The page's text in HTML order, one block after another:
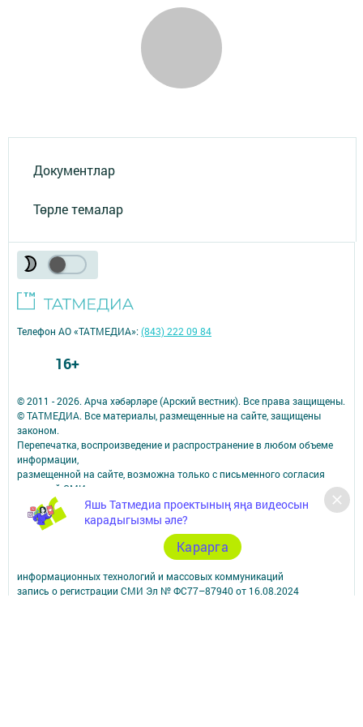
Документлар
Төрле темалар
Яшь Татмедиа проектының яңа видеосын
карадыгызмы әле?
Карарга
© 2011 - 2026. Арча хәбәрләре (Арский вестник). Все права защищены.
© ТАТМЕДИА. Все материалы, размещенные на сайте, защищены
законом.
Перепечатка, воспроизведение и распространение в любом объеме
информации,
размещенной на сайте, возможна только с письменного согласия
редакций СМИ.
При поддержке Республиканского агентства по печати и массовым
коммуникациям.
Наименование СМИ: Арча хәбәрләре (Арский вестник)
СМИ зарегистрировано Федеральной службой по надзору в сфере
информационных технологий и массовых коммуникаций
запись о регистрации СМИ Эл № ФС77–87940 от 16.08.2024
Телефон АО «ТАТМЕДИА»:(843) 222 09 84
16+